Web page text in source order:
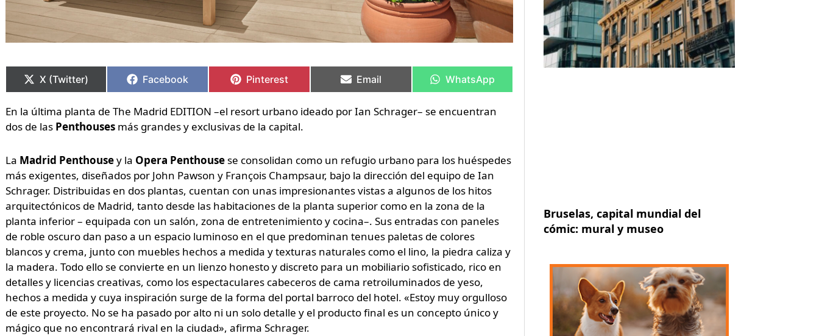
en
X (Twitter)
en
Facebook
en
Pinterest
en
Email
en
WhatsApp
En la última planta de The Madrid EDITION –el resort urbano ideado por Ian Schrager– se encuentran
dos de las Penthouses más grandes y exclusivas de la capital.
La Madrid Penthousey la Opera Penthousese consolidan como un refugio urbano para los huéspedes
más exigentes, diseñados por John Pawson y François Champsaur, bajo la dirección del equipo de Ian
Schrager. Distribuidas en dos plantas, cuentan con unas impresionantes vistas a algunos de los hitos
arquitectónicos de Madrid, tanto desde las habitaciones de la planta superior como en la zona de la
planta inferior – equipada con un salón, zona de entretenimiento y cocina–. Sus entradas con paneles
de roble oscuro dan paso a un espacio luminoso en el que predominan tenues paletas de colores
blancos y crema, junto con muebles hechos a medida y texturas naturales como el lino, la piedra caliza y
la madera. Todo ello se convierte en un lienzo honesto y discreto para un mobiliario sofisticado, rico en
detalles y licencias creativas, como los espectaculares cabeceros de cama retroiluminados de yeso,
hechos a medida y cuya inspiración surge de la forma del portal barroco del hotel. «Estoy muy orgulloso
de este proyecto. No se ha pasado por alto ni un solo detalle y el producto final es un concepto único y
mágico que no encontrará rival en la ciudad», afirma Schrager.
en
en
en
en
en
Bruselas, capital mundial del
cómic: mural y museo